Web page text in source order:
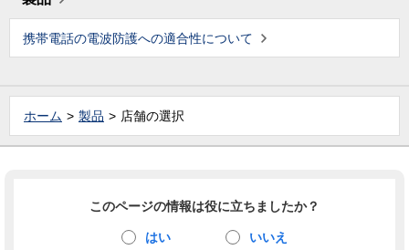
携帯電話の電波防護への適合性について
ホーム 製品 店舗の選択
このページの情報は役に立ちましたか？
はい いいえ